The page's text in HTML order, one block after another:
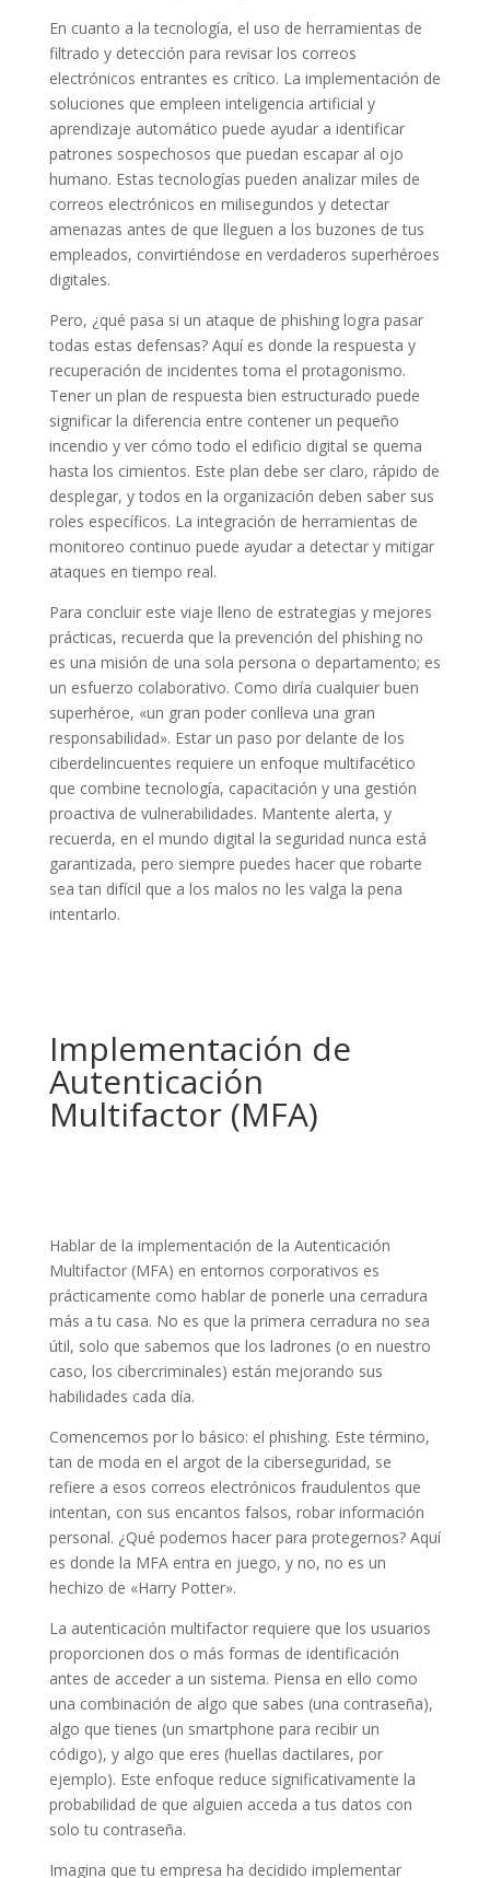
En cuanto a la tecnología, el uso de herramientas de
filtrado y detección para revisar los correos
electrónicos entrantes es crítico. La implementación de
soluciones que empleen inteligencia artificial y
aprendizaje automático puede ayudar a identificar
patrones sospechosos que puedan escapar al ojo
humano. Estas tecnologías pueden analizar miles de
correos electrónicos en milisegundos y detectar
amenazas antes de que lleguen a los buzones de tus
empleados, convirtiéndose en verdaderos superhéroes
digitales.
Pero, ¿qué pasa si un ataque de phishing logra pasar
todas estas defensas? Aquí es donde la respuesta y
recuperación de incidentes toma el protagonismo.
Tener un plan de respuesta bien estructurado puede
significar la diferencia entre contener un pequeño
incendio y ver cómo todo el edificio digital se quema
hasta los cimientos. Este plan debe ser claro, rápido de
desplegar, y todos en la organización deben saber sus
roles específicos. La integración de herramientas de
monitoreo continuo puede ayudar a detectar y mitigar
ataques en tiempo real.
Para concluir este viaje lleno de estrategias y mejores
prácticas, recuerda que la prevención del phishing no
es una misión de una sola persona o departamento; es
un esfuerzo colaborativo. Como diría cualquier buen
superhéroe, «un gran poder conlleva una gran
responsabilidad». Estar un paso por delante de los
ciberdelincuentes requiere un enfoque multifacético
que combine tecnología, capacitación y una gestión
proactiva de vulnerabilidades. Mantente alerta, y
recuerda, en el mundo digital la seguridad nunca está
garantizada, pero siempre puedes hacer que robarte
sea tan difícil que a los malos no les valga la pena
intentarlo.
Implementación de
Autenticación
Multifactor (MFA)
Hablar de la implementación de la Autenticación
Multifactor (MFA) en entornos corporativos es
prácticamente como hablar de ponerle una cerradura
más a tu casa. No es que la primera cerradura no sea
útil, solo que sabemos que los ladrones (o en nuestro
caso, los cibercriminales) están mejorando sus
habilidades cada día.
Comencemos por lo básico: el phishing. Este término,
tan de moda en el argot de la ciberseguridad, se
refiere a esos correos electrónicos fraudulentos que
intentan, con sus encantos falsos, robar información
personal. ¿Qué podemos hacer para protegernos? Aquí
es donde la MFA entra en juego, y no, no es un
hechizo de «Harry Potter».
La autenticación multifactor requiere que los usuarios
proporcionen dos o más formas de identificación
antes de acceder a un sistema. Piensa en ello como
una combinación de algo que sabes (una contraseña),
algo que tienes (un smartphone para recibir un
código), y algo que eres (huellas dactilares, por
ejemplo). Este enfoque reduce significativamente la
probabilidad de que alguien acceda a tus datos con
solo tu contraseña.
Imagina que tu empresa ha decidido implementar